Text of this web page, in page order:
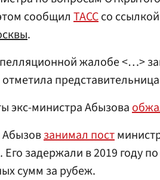
сообщил ТАССсо
.
жалобе <…>
экс-министра Абызова
Абызовзанимал пост
Его задержали в 2019 году
сумм за рубеж.